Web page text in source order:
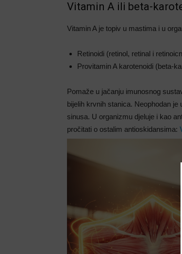
Vitamin A ili beta-
Vitamin A je topiv u mastima i u
Retinoidi (retinol, retinal i
Provitamin A karotenoidi (beta-
Pomaže u jačanju imunosnog
bijelih krvnih stanica. Neophodan
sinusa. U organizmu djeluje i kao
pročitati o ostalim antioskidansima: